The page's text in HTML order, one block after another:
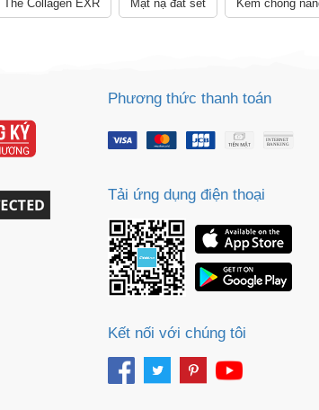
The Collagen EXR Mặt nạ đất sét Kem chống
Phương thức thanh toán
Tải ứng dụng điện thoại
Kết nối với chúng tôi